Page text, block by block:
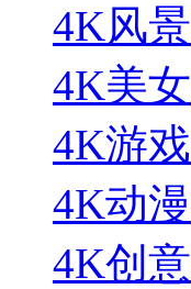
4K风景
4K美女
4K游戏
4K动漫
4K创意